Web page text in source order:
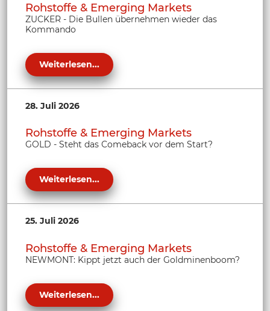
Rohstoffe & Emerging Markets
ZUCKER - Die Bullen übernehmen wieder das
Kommando
Weiterlesen...
28. Juli 2026
Rohstoffe & Emerging Markets
GOLD - Steht das Comeback vor dem Start?
Weiterlesen...
25. Juli 2026
Rohstoffe & Emerging Markets
NEWMONT: Kippt jetzt auch der Goldminenboom?
Weiterlesen...